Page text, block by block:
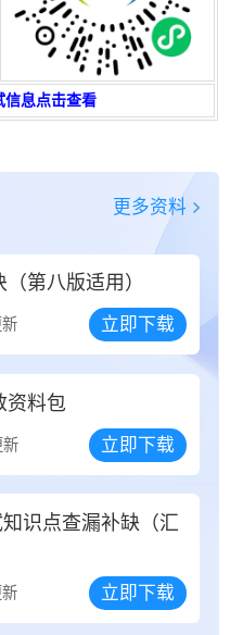
信息点击查看
更多资料
第八版适用）
立即下载
资料包
新 立即下载
识点查漏补缺（汇
立即下载